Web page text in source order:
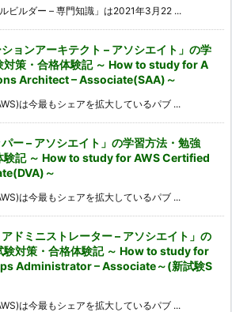
ビルダー – 専門知識」は2021年3月22 ...
ションアーキテクト – アソシエイト」の学
対策・合格体験記 ～ How to study for A
Architect – Associate(SAA)～
は今最もシェアを拡大しているパブ ...
パー – アソシエイト」の学習方法・勉強
験記 ～ How to study for AWS Certified
～
は今最もシェアを拡大しているパブ ...
ドミニストレーター – アソシエイト」の
験対策・合格体験記 ～ How to study for
Administrator – Associate～(新試験S
は今最もシェアを拡大しているパブ ...